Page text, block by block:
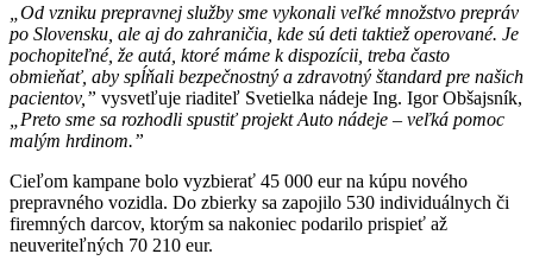
„Od vzniku prepravnej služby sme vykonali veľké množstvo prepráv
po Slovensku, ale aj do zahraničia, kde sú deti taktiež operované. Je
pochopiteľné, že autá, ktoré máme k dispozícii, treba často
obmieňať, aby spĺňali bezpečnostný a zdravotný štandard pre našich
pacientov,” vysvetľuje riaditeľ Svetielka nádeje Ing. Igor Obšajsník,
„Preto sme sa rozhodli spustiť projekt Auto nádeje – veľká pomoc
malým hrdinom.”
Cieľom kampane bolo vyzbierať 45 000 eur na kúpu nového
prepravného vozidla. Do zbierky sa zapojilo 530 individuálnych či
firemných darcov, ktorým sa nakoniec podarilo prispieť až
neuveriteľných 70 210 eur.